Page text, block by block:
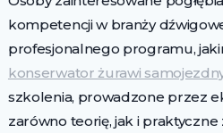
kompetencji w branży
profesjonalnego programu,
konserwator żurawi
szkolenia, prowadzone przez
zarówno teorię, jak i praktyczne